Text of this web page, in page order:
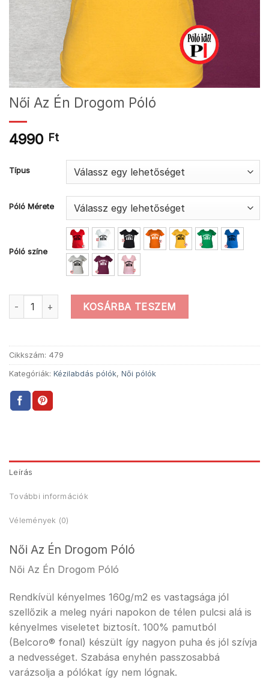
Női Az Én Drogom Póló
4990 Ft
Típus
Póló Mérete
Póló színe
Női Az Én Drogom Póló mennyiség
KOSÁRBA TESZEM
Cikkszám: 479
Kategóriák: Kézilabdás pólók, Női pólók
Leírás
További információk
Vélemények (0)
Női Az Én Drogom Póló
Női Az Én Drogom Póló
Rendkívül kényelmes 160g/m2 es vastagsága jól
szellőzik a meleg nyári napokon de télen pulcsi alá is
kényelmes viseletet biztosít. 100% pamutból
(Belcoro® fonal) készült így nagyon puha és jól szívja
a nedvességet. Szabása enyhén passzosabbá
varázsolja a pólókat így nem lógnak.